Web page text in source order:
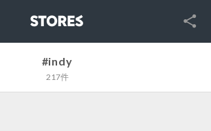
SNS
#indy
217件